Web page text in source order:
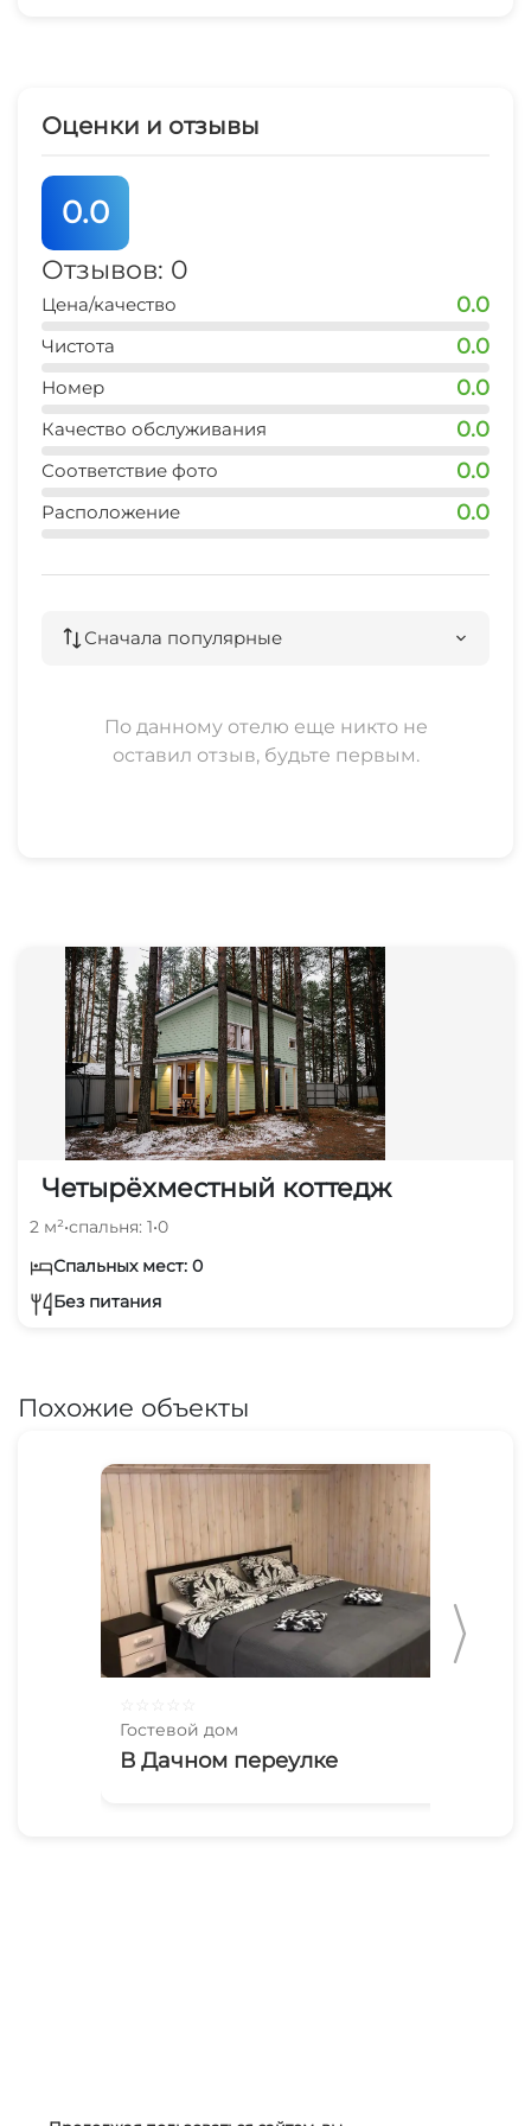
СВЧ
Охраняемая территория
Оценки и отзывы
0.0
Отзывов: 0
Цена/качество 0.0
Чистота 0.0
Номер 0.0
Качество обслуживания 0.0
Соответствие фото 0.0
Расположение 0.0
Сначала популярные
По данному отелю еще никто не
оставил отзыв, будьте первым.
Четырёхместный коттедж
2 м²•спальня: 1•0
Спальных мест: 0
Без питания
Похожие объекты
Гостевой дом
В Дачном переулке